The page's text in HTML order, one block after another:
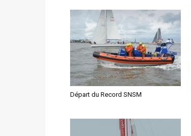
Départ du Record SNSM